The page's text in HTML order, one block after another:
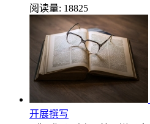
阅读量: 18825
开展撰写